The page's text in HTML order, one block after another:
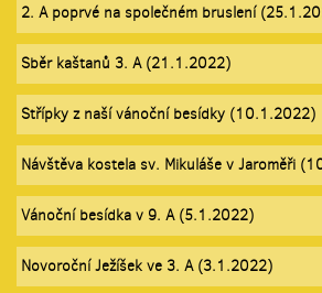
2. A poprvé na společném bruslení
Sběr kaštanů 3. A (21.1.2022)
Střípky z naší vánoční besídky (10.1.2022)
Návštěva kostela sv. Mikuláše v Jaroměři
Vánoční besídka v 9. A (5.1.2022)
Novoroční Ježíšek ve 3. A (3.1.2022)